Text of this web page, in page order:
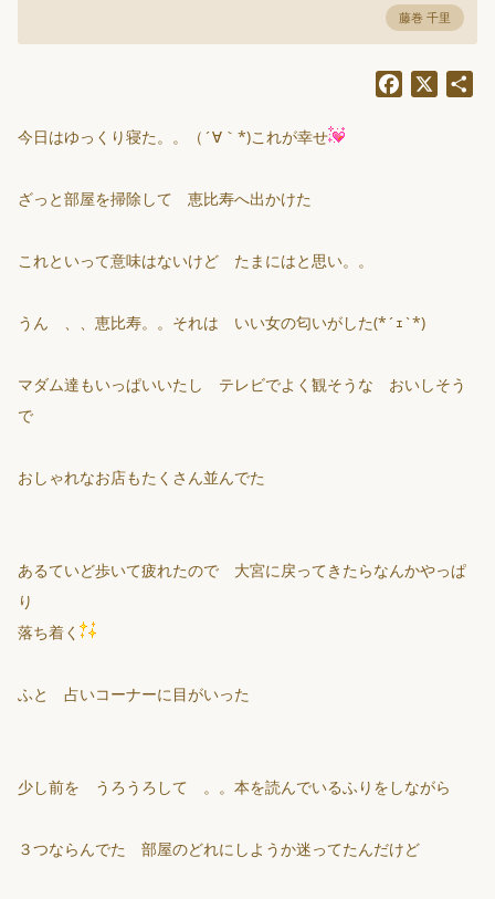
藤巻 千里
Facebook
今日はゆっくり寝た。。（´∀｀*)これが幸せ
ざっと部屋を掃除して 恵比寿へ出かけた
これといって意味はないけど たまにはと思い。。
うん 、、恵比寿。。それは いい女の匂いがした(*´ｪ`*)
マダム達もいっぱいいたし テレビでよく観そうな おいしそう
で
おしゃれなお店もたくさん並んでた
あるていど歩いて疲れたので 大宮に戻ってきたらなんかやっぱ
り
落ち着く
ふと 占いコーナーに目がいった
少し前を うろうろして 。。本を読んでいるふりをしながら
３つならんでた 部屋のどれにしようか迷ってたんだけど